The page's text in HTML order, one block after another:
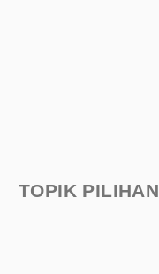
TOPIK PILIHAN